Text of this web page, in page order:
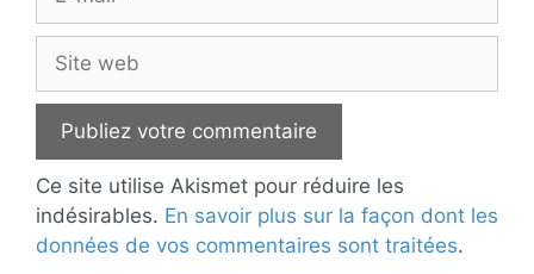
mail
web
Ce site utilise Akismet pour réduire les
indésirables. En savoir plus sur la façon dont les
données de vos commentaires sont traitées.